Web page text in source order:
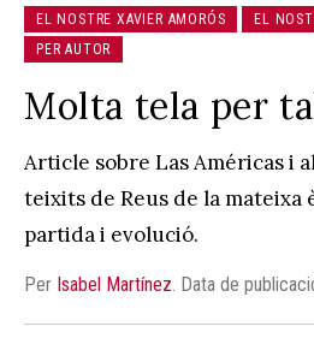
EL NOSTRE XAVIER AMORÓS
EL
PER AUTOR
Molta tela per
Article sobre Las Américas i
teixits de Reus de la mateixa
partida i evolució.
Per Isabel Martínez. Data de